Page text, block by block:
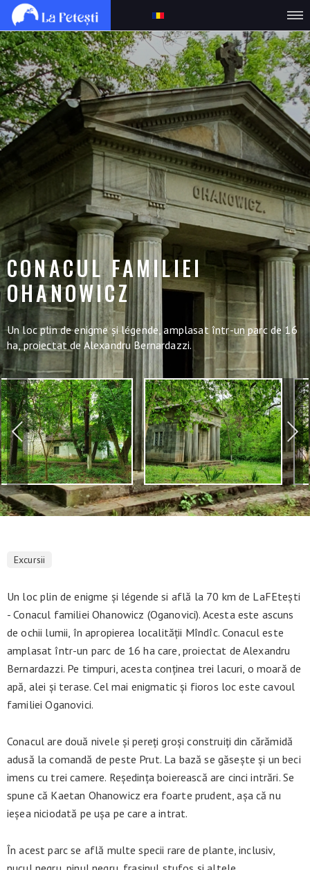
CONACUL FAMILIEI
OHANOWICZ
Un loc plin de enigme și légende, amplasat într-un parc de 16
ha, proiectat de Alexandru Bernardazzi.
Excursii
Un loc plin de enigme și légende si află la 70 km de LaFEtești
- Conacul familiei Ohanowicz (Oganovici). Acesta este ascuns
de ochii lumii, în apropierea localității Mîndîc. Conacul este
amplasat într-un parc de 16 ha care, proiectat de Alexandru
Bernardazzi. Pe timpuri, acesta conținea trei lacuri, o moară de
apă, alei și terase. Cel mai enigmatic și fioros loc este cavoul
familiei Oganovici.
Conacul are două nivele și pereți groși construiți din cărămidă
adusă la comandă de peste Prut. La bază se găsește și un beci
imens cu trei camere. Reședința boierească are cinci intrări. Se
spune că Kaetan Ohanowicz era foarte prudent, așa că nu
ieșea niciodată pe ușa pe care a intrat.
În acest parc se află multe specii rare de plante, inclusiv,